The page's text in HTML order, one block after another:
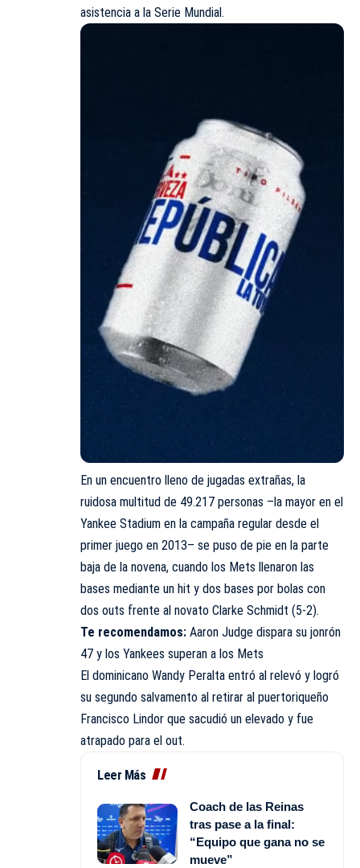
asistencia a la Serie Mundial.
En un encuentro lleno de jugadas extrañas, la
ruidosa multitud de 49.217 personas –la mayor en el
Yankee Stadium en la campaña regular desde el
primer juego en 2013– se puso de pie en la parte
baja de la novena, cuando los Mets llenaron las
bases mediante un hit y dos bases por bolas con
dos outs frente al novato Clarke Schmidt (5-2).
Te recomendamos: Aaron Judge dispara su jonrón
47 y los Yankees superan a los Mets
El dominicano Wandy Peralta entró al relevó y logró
su segundo salvamento al retirar al puertoriqueño
Francisco Lindor que sacudió un elevado y fue
atrapado para el out.
Leer Más
Coach de las Reinas
tras pase a la final:
“Equipo que gana no se
mueve”